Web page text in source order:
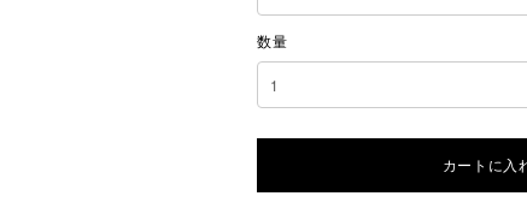
数量
カートに入